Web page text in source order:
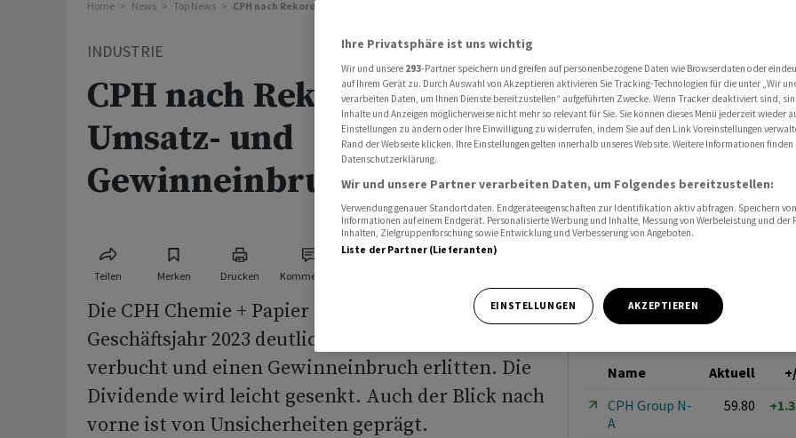
Home News Top News CPH nach Rekordjahr mit Umsatz- und Gewinneinbruch
INDUSTRIE
CPH nach Rekordjahr mit
Umsatz- und
Gewinneinbruch
Teilen Merken Drucken Kommentare
Die CPH Chemie + Papier Holding hat im
Geschäftsjahr 2023 deutlich weniger Umsatz
verbucht und einen Gewinneinbruch erlitten. Die
Dividende wird leicht gesenkt. Auch der Blick nach
vorne ist von Unsicherheiten geprägt.
Name Aktuell
CPH Group N-
A
59.80
Ihre Privatsphäre ist uns wichtig
Wir und unsere 293-Partner speichern und greifen auf personenbezogene Daten wie Browserdaten oder
auf Ihrem Gerät zu. Durch Auswahl von Akzeptieren aktivieren Sie Tracking-Technologien für die unter „Wir
verarbeiten Daten, um Ihnen Dienste bereitzustellen“ aufgeführten Zwecke. Wenn Tracker deaktiviert sind,
Inhalte und Anzeigen möglicherweise nicht mehr so relevant für Sie. Sie können dieses Menü jederzeit wieder
Einstellungen zu ändern oder Ihre Einwilligung zu widerrufen, indem Sie auf den Link Voreinstellungen
Rand der Webseite klicken. Ihre Einstellungen gelten innerhalb unseres Website. Weitere Informationen finden
Datenschutzerklärung.
Wir und unsere Partner verarbeiten Daten, um Folgendes bereitzustellen:
Verwendung genauer Standortdaten. Endgeräteeigenschaften zur Identifikation aktiv abfragen. Speichern
Informationen auf einem Endgerät. Personalisierte Werbung und Inhalte, Messung von Werbeleistung und der
Inhalten, Zielgruppenforschung sowie Entwicklung und Verbesserung von Angeboten.
Liste der Partner (Lieferanten)
EINSTELLUNGEN AKZEPTIEREN